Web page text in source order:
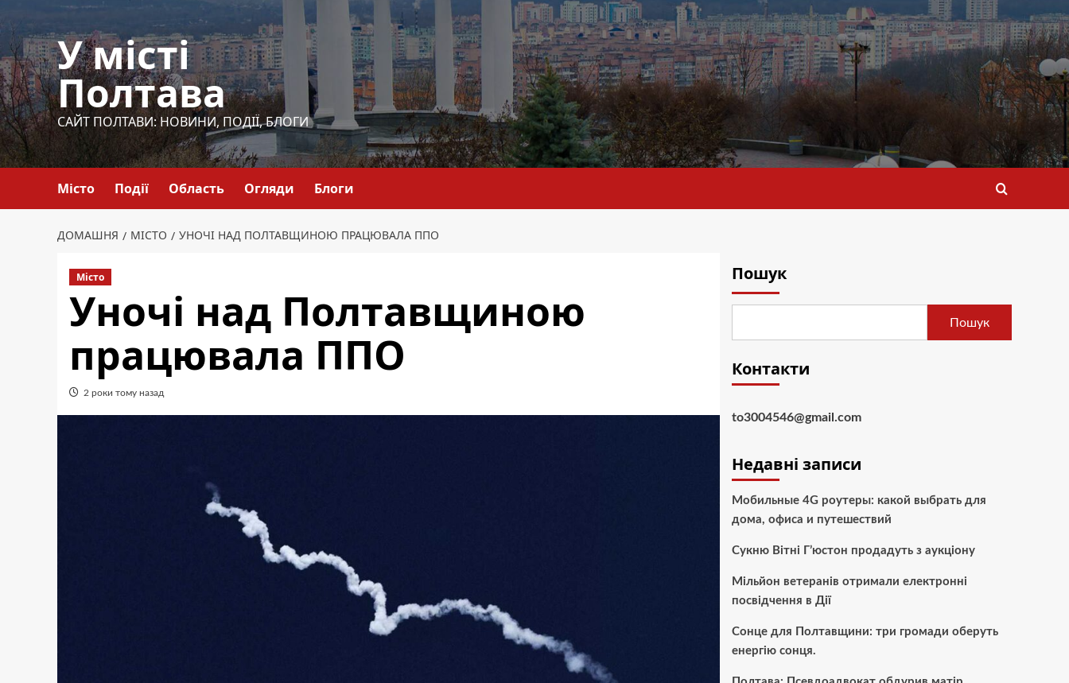
до
вмісту
У місті
Полтава
САЙТ ПОЛТАВИ: НОВИНИ, ПОДІЇ, БЛОГИ
Місто Події Область Огляди Блоги
ДОМАШНЯ МІСТО УНОЧІ НАД ПОЛТАВЩИНОЮ ПРАЦЮВАЛА ППО
Місто
Уночі над Полтавщиною
працювала ППО
2 роки тому назад
Пошук
Пошук
Контакти
to3004546@gmail.com
Недавні записи
Мобильные 4G роутеры: какой выбрать для
дома, офиса и путешествий
Сукню Вітні Г’юстон продадуть з аукціону
Мільйон ветеранів отримали електронні
посвідчення в Дії
Сонце для Полтавщини: три громади оберуть
енергію сонця.